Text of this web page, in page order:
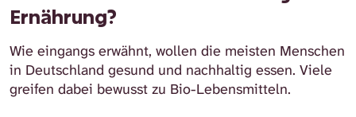
Ernährung?
Wie eingangs erwähnt, wollen die meisten Menschen
in Deutschland gesund und nachhaltig essen. Viele
greifen dabei bewusst zu Bio-Lebensmitteln.